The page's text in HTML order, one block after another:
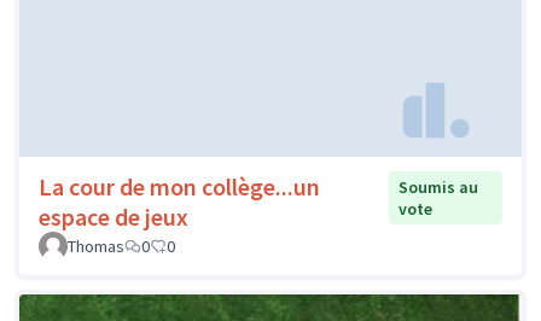
La cour de mon collège...un
espace de jeux
Soumis au
vote
Thomas
0 0